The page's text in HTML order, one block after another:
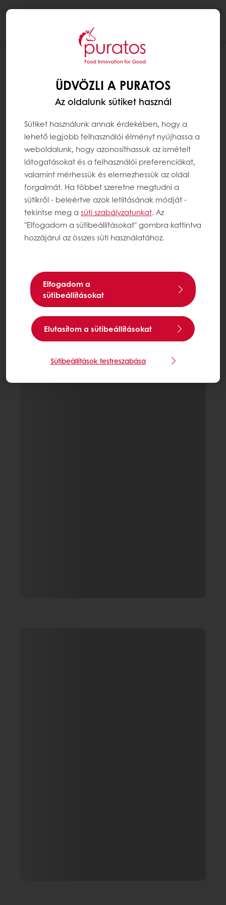
ÜDVÖZLI A PURATOS
Az oldalunk sütiket használ
Sütiket használunk annak érdekében, hogy a
lehető legjobb felhasználói élményt nyújhassa a
weboldalunk, hogy azonosíthassuk az ismételt
látogatásokat és a felhasználói preferenciákat,
valamint mérhessük és elemezhessük az oldal
forgalmát. Ha többet szeretne megtudni a
sütikről - beleértve azok letiltásának módját -
tekintse meg a süti szabályzatunkat. Az
"Elfogadom a sütibeállításokat" gombra kattintva
hozzájárul az összes süti használatához.
Elfogadom a
sütibeállításokat
Elutasítom a sütibeállításokat
Sütibeállítások testreszabása